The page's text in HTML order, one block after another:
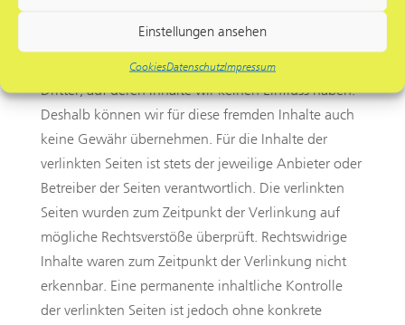
Einstellungen ansehen
CookiesDatenschutzImpressum
Haftung für Links
Unser Angebot enthält Links zu externen Webseiten
Dritter, auf deren Inhalte wir keinen Einfluss haben.
Deshalb können wir für diese fremden Inhalte auch
keine Gewähr übernehmen. Für die Inhalte der
verlinkten Seiten ist stets der jeweilige Anbieter oder
Betreiber der Seiten verantwortlich. Die verlinkten
Seiten wurden zum Zeitpunkt der Verlinkung auf
mögliche Rechtsverstöße überprüft. Rechtswidrige
Inhalte waren zum Zeitpunkt der Verlinkung nicht
erkennbar. Eine permanente inhaltliche Kontrolle
der verlinkten Seiten ist jedoch ohne konkrete